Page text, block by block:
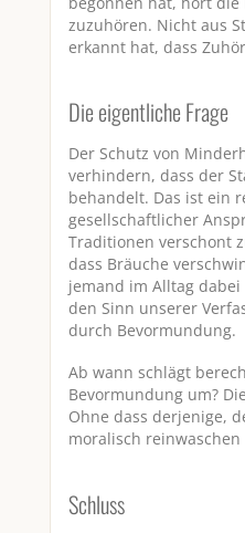
zuzuhören. Nicht aus
erkannt hat, dass
Die eigentliche Frage
Der Schutz von
verhindern, dass der
behandelt. Das ist ein
gesellschaftlicher
Traditionen verschont
dass Bräuche
jemand im Alltag
den Sinn unserer
durch Bevormundung.
Ab wann schlägt
Bevormundung um?
Ohne dass derjenige,
moralisch reinwaschen
Schluss